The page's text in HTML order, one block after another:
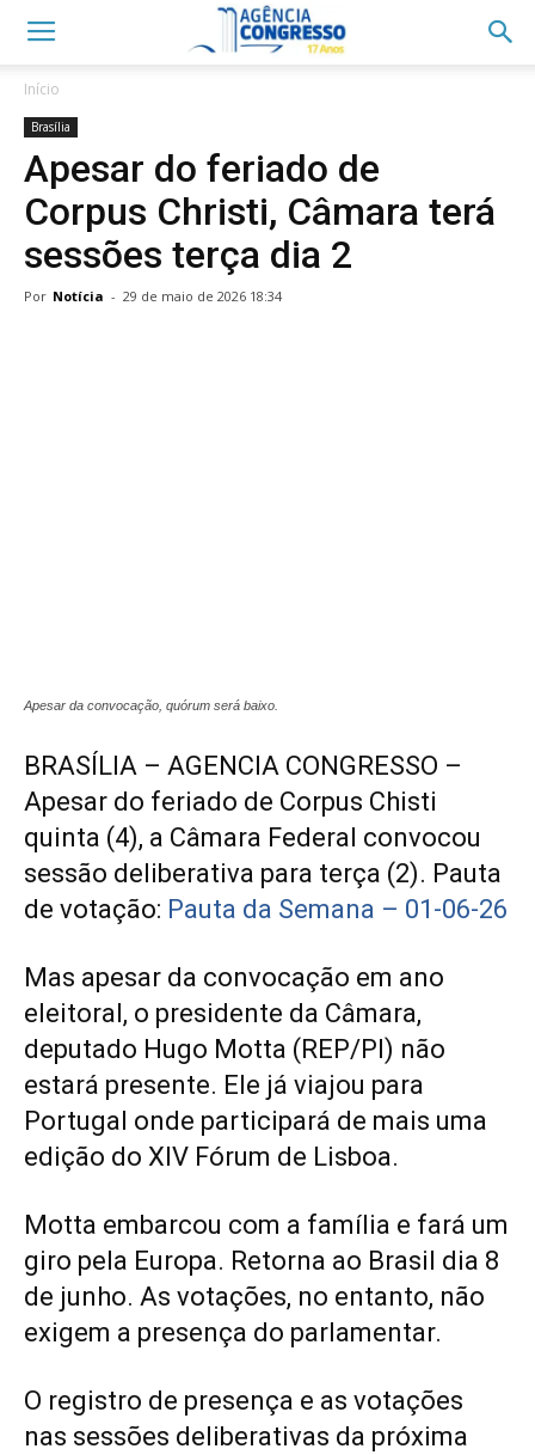
Início
Brasília
Apesar do feriado de
Corpus Christi, Câmara terá
sessões terça dia 2
Por Notícia - 29 de maio de 2026 18:34
Apesar da convocação, quórum será baixo.
BRASÍLIA – AGENCIA CONGRESSO –
Apesar do feriado de Corpus Chisti
quinta (4), a Câmara Federal convocou
sessão deliberativa para terça (2). Pauta
de votação: Pauta da Semana – 01-06-26
Mas apesar da convocação em ano
eleitoral, o presidente da Câmara,
deputado Hugo Motta (REP/PI) não
estará presente. Ele já viajou para
Portugal onde participará de mais uma
edição do XIV Fórum de Lisboa.
Motta embarcou com a família e fará um
giro pela Europa. Retorna ao Brasil dia 8
de junho. As votações, no entanto, não
exigem a presença do parlamentar.
O registro de presença e as votações
nas sessões deliberativas da próxima